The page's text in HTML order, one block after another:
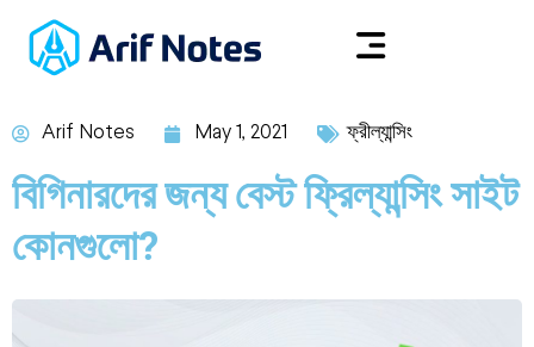
Arif Notes May 1, 2021 ফ্রীল্যান্সিং
বিগিনারদের জন্য বেস্ট ফ্রিল্যান্সিং সাইট
কোনগুলো?